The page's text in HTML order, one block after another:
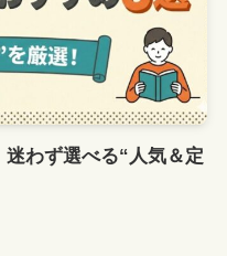
わず選べる“人気＆定